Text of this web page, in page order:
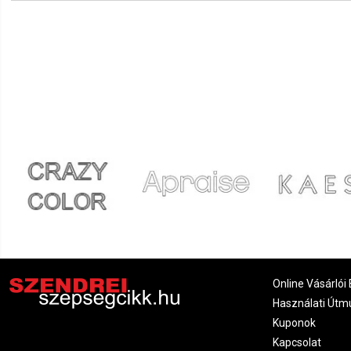
2022.01.22. 11:18
Alexandra 2021.09.12. 01:43
Online Vásárlói
Használati
Kuponok
Kapcsolat